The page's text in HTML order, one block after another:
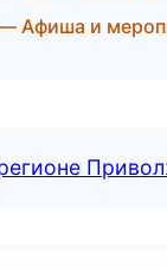
Афиша и